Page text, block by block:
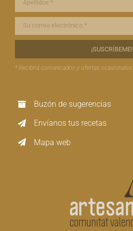
* Recibirá comunicados y ofertas ocasionales.
Buzón de sugerencias
Envíanos tus recetas
Mapa web